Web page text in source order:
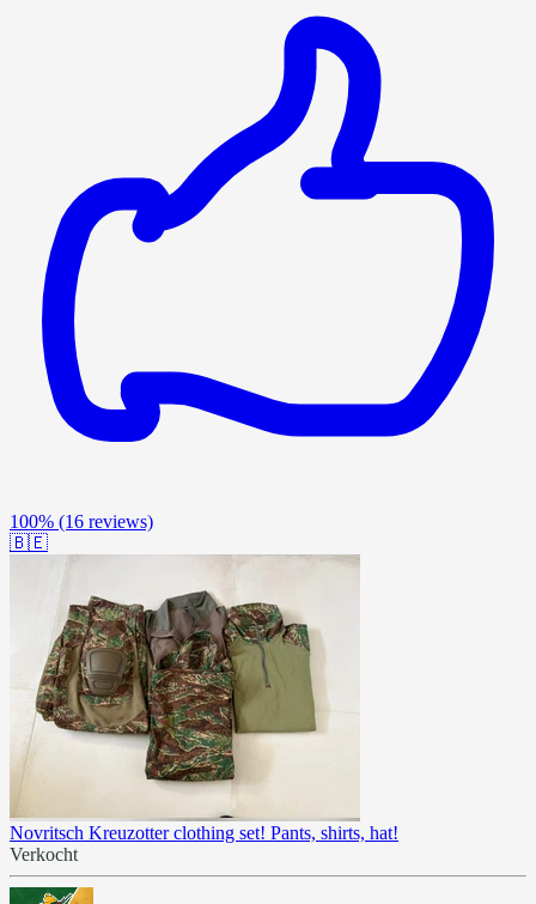
100% (16 reviews)
🇧🇪
Novritsch Kreuzotter clothing set! Pants, shirts, hat!
Verkocht